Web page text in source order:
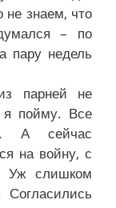
не знаем, что
– по
пару недель
парней не
я пойму. Все
А сейчас
на войну, с
Уж слишком